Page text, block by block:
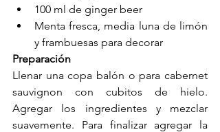
100 ml de ginger beer
Menta fresca, media luna de limón
y frambuesas para decorar
Preparación
Llenar una copa balón o para cabernet
sauvignon con cubitos de hielo.
Agregar los ingredientes y mezclar
suavemente. Para finalizar agregar la